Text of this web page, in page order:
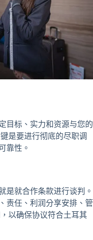
目标、实力和资源与您的
是要进行彻底的尽职调
靠性。
是就合作条款进行谈判。
责任、利润分享安排、管
以确保协议符合土耳其